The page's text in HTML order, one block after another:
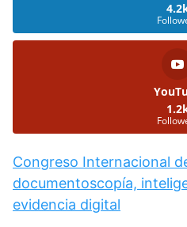
Congreso Internacional
documentoscopía,
evidencia digital